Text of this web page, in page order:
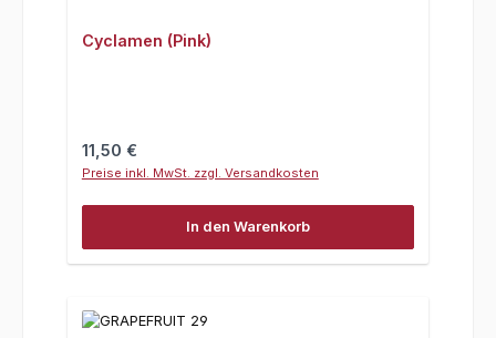
Cyclamen (Pink)
Regulärer Preis:
11,50 €
Preise inkl. MwSt. zzgl. Versandkosten
In den Warenkorb